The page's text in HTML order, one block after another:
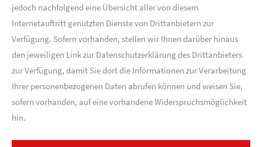
jedoch nachfolgend eine Übersicht aller von diesem
Internetauftritt genutzten Dienste von Drittanbietern zur
Verfügung. Sofern vorhanden, stellen wir Ihnen darüber hinaus
den jeweiligen Link zur Datenschutzerklärung des Drittanbieters
zur Verfügung, damit Sie dort die Informationen zur Verarbeitung
Ihrer personenbezogenen Daten abrufen können und weisen Sie,
sofern vorhanden, auf eine vorhandene Widerspruchsmöglichkeit
hin.